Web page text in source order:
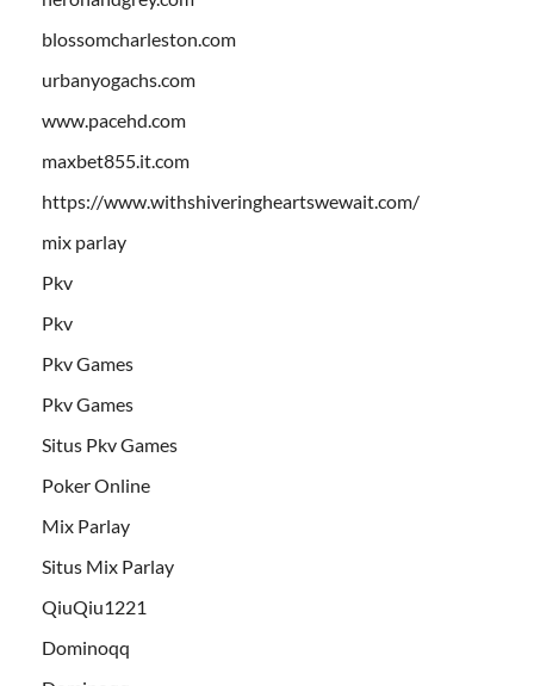
blossomcharleston.com
urbanyogachs.com
www.pacehd.com
maxbet855.it.com
https://www.withshiveringheartswewait.com/
mix parlay
Pkv
Pkv
Pkv Games
Pkv Games
Situs Pkv Games
Poker Online
Mix Parlay
Situs Mix Parlay
QiuQiu1221
Dominoqq